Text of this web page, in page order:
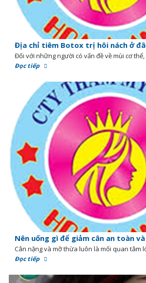
Địa chỉ tiêm Botox trị hôi nách ở
Đối với những người có vấn đề về mùi cơ thể,
Đọc tiếp
Nên uống gì để giảm cân an toàn
Cân nặng và mỡ thừa luôn là mối quan tâm
Đọc tiếp